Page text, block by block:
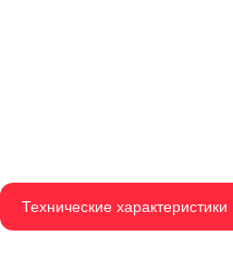
Технические характеристики